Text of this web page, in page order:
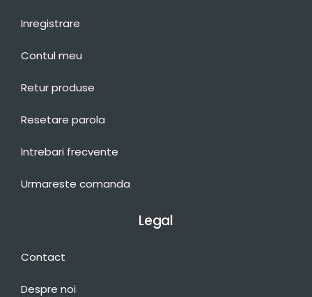
Inregistrare
Contul meu
Retur produse
Resetare parola
Intrebari frecvente
Urmareste comanda
Legal
Contact
Despre noi